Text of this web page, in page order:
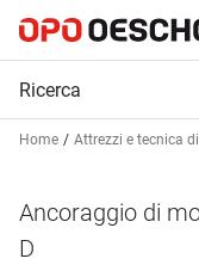
Home Attrezzi e tecnica
Ancoraggio di
D